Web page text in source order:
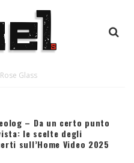
Glass
– Da un certo punto
le scelte degli
sull’Home Video 2025